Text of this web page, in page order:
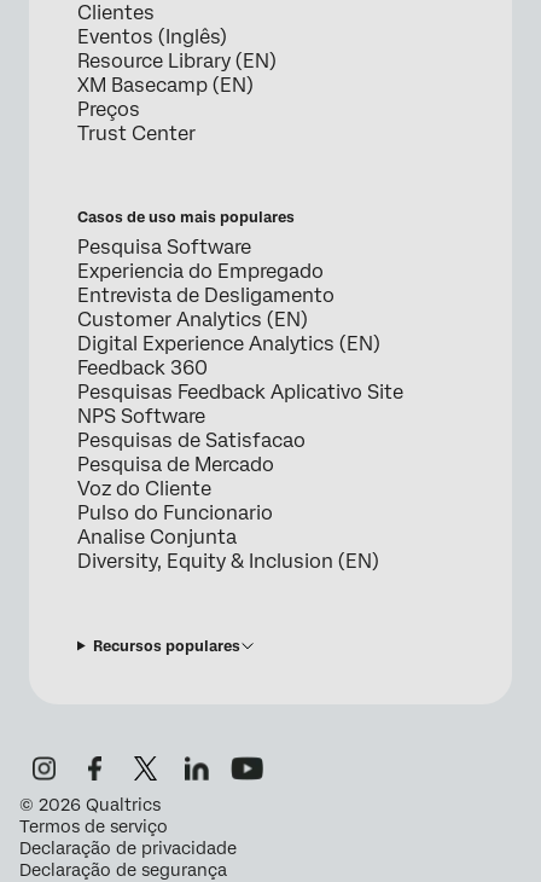
Clientes
Eventos (Inglês)
Resource Library (EN)
XM Basecamp (EN)
Preços
Trust Center
Casos de uso mais populares
Pesquisa Software
Experiencia do Empregado
Entrevista de Desligamento
Customer Analytics (EN)
Digital Experience Analytics (EN)
Feedback 360
Pesquisas Feedback Aplicativo Site
NPS Software
Pesquisas de Satisfacao
Pesquisa de Mercado
Voz do Cliente
Pulso do Funcionario
Analise Conjunta
Diversity, Equity & Inclusion (EN)
Recursos populares
© 2026 Qualtrics
Termos de serviço
Declaração de privacidade
Declaração de segurança